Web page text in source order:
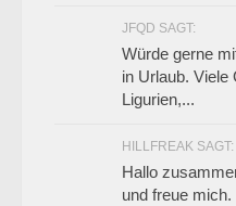
JFQD SAGT:
Würde gerne
in Urlaub. Viele
Ligurien,...
HILLFREAK SAGT:
Hallo
und freue